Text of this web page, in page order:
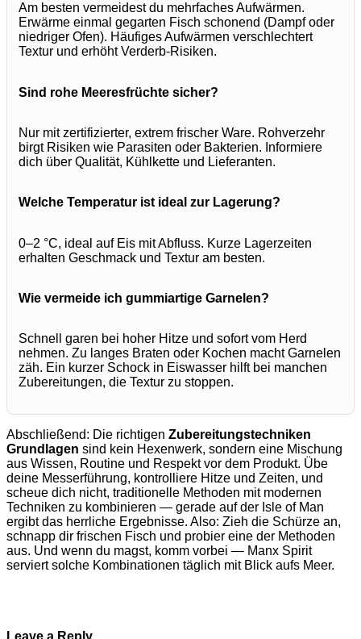
Am besten vermeidest du mehrfaches Aufwärmen.
Erwärme einmal gegarten Fisch schonend (Dampf oder
niedriger Ofen). Häufiges Aufwärmen verschlechtert
Textur und erhöht Verderb-Risiken.
Sind rohe Meeresfrüchte sicher?
Nur mit zertifizierter, extrem frischer Ware. Rohverzehr
birgt Risiken wie Parasiten oder Bakterien. Informiere
dich über Qualität, Kühlkette und Lieferanten.
Welche Temperatur ist ideal zur Lagerung?
0–2 °C, ideal auf Eis mit Abfluss. Kurze Lagerzeiten
erhalten Geschmack und Textur am besten.
Wie vermeide ich gummiartige Garnelen?
Schnell garen bei hoher Hitze und sofort vom Herd
nehmen. Zu langes Braten oder Kochen macht Garnelen
zäh. Ein kurzer Schock in Eiswasser hilft bei manchen
Zubereitungen, die Textur zu stoppen.
Abschließend: Die richtigen Zubereitungstechniken
Grundlagen sind kein Hexenwerk, sondern eine Mischung
aus Wissen, Routine und Respekt vor dem Produkt. Übe
deine Messerführung, kontrolliere Hitze und Zeiten, und
scheue dich nicht, traditionelle Methoden mit modernen
Techniken zu kombinieren — gerade auf der Isle of Man
ergibt das herrliche Ergebnisse. Also: Zieh die Schürze an,
schnapp dir frischen Fisch und probier eine der Methoden
aus. Und wenn du magst, komm vorbei — Manx Spirit
serviert solche Kombinationen täglich mit Blick aufs Meer.
Leave a Reply